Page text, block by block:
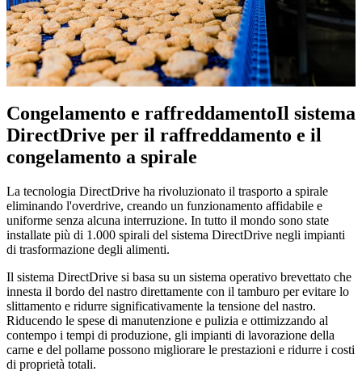
Congelamento e raffreddamentoIl sistema
DirectDrive per il raffreddamento e il
congelamento a spirale
La tecnologia DirectDrive ha rivoluzionato il trasporto a spirale
eliminando l'overdrive, creando un funzionamento affidabile e
uniforme senza alcuna interruzione. In tutto il mondo sono state
installate più di 1.000 spirali del sistema DirectDrive negli impianti
di trasformazione degli alimenti.
Il sistema DirectDrive si basa su un sistema operativo brevettato che
innesta il bordo del nastro direttamente con il tamburo per evitare lo
slittamento e ridurre significativamente la tensione del nastro.
Riducendo le spese di manutenzione e pulizia e ottimizzando al
contempo i tempi di produzione, gli impianti di lavorazione della
carne e del pollame possono migliorare le prestazioni e ridurre i costi
di proprietà totali.